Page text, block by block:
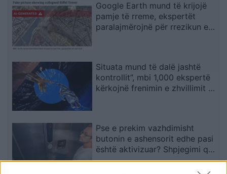
Google Earth mund të krijojë
pamje të rreme, ekspertët
paralajmërojnë për rrezikun e
Situata mund të dalë jashtë
kontrollit”, mbi 1,000 ekspertë
kërkojnë frenimin e zhvillimit të
Pse e prekim vazhdimisht
butonin e ashensorit edhe pasi
është aktivizuar? Shpjegimi që
jep psikologjia